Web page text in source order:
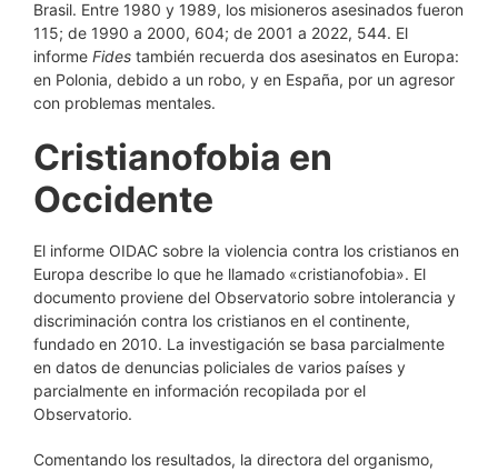
Brasil. Entre 1980 y 1989, los misioneros asesinados fueron
115; de 1990 a 2000, 604; de 2001 a 2022, 544. El
informe Fides también recuerda dos asesinatos en Europa:
en Polonia, debido a un robo, y en España, por un agresor
con problemas mentales.
Cristianofobia en
Occidente
El informe OIDAC sobre la violencia contra los cristianos en
Europa describe lo que he llamado «cristianofobia». El
documento proviene del Observatorio sobre intolerancia y
discriminación contra los cristianos en el continente,
fundado en 2010. La investigación se basa parcialmente
en datos de denuncias policiales de varios países y
parcialmente en información recopilada por el
Observatorio.
Comentando los resultados, la directora del organismo,